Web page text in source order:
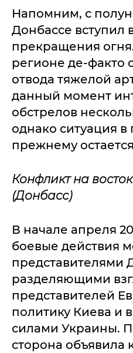
Напомним, с
Донбассе вступил
прекращения
регионе де-факто
отвода тяжелой
данный момент
обстрелов
однако ситуация в
прежнему
Конфликт на
(Донбасс)
В начале апреля
боевые действия
представителями
разделяющими
представителей
политику Киева и
силами Украины.
сторона объявила